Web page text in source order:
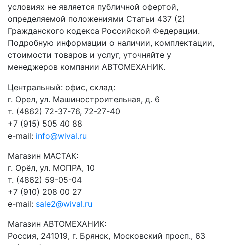
условиях не является публичной офертой,
определяемой положениями Статьи 437 (2)
Гражданского кодекса Российской Федерации.
Подробную информации о наличии, комплектации,
стоимости товаров и услуг, уточняйте у
менеджеров компании АВТОМЕХАНИК.
​Центральный: офис, склад:
г. Орел, ул. Машиностроительная, д. 6
т. (4862) 72-37-76, 72-27-40
+7 (915) 505 40 88
e-mail: info@wival.ru
Магазин МАСТАК:
г. Орёл, ул. МОПРА, 10
т. (4862) 59-05-04
+7 (910) 208 00 27
e-mail: sale2@wival.ru
Магазин АВТОМЕХАНИК:
Россия, 241019, г. Брянск, Московский просп., 63